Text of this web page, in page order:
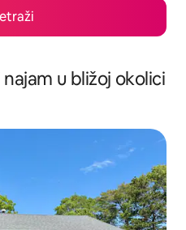
u bližoj okolici